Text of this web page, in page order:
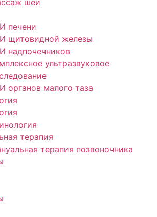
шеи
печени
щитовидной железы
надпочечников
ультразвуковое
органов малого таза
терапия
терапия позвоночника